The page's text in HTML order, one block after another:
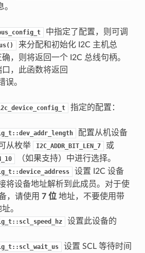
。
中指定了配置，则可调
来分配和初始化 I2C 主机总
，则将返回一个 I2C 总线句柄。
，此函数将返回
误。
指定的配置：
配置从机设备
从枚举
I2C_ADDR_BIT_LEN_7 或
（如果支持）中进行选择。
设置 I2C 设备
将设备地址解析到此成员。对于使
，请使用 7 位地址，不要使用带
。
设置此设备的
设置 SCL 等待时间